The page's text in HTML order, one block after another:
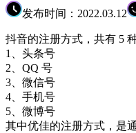
发布时间：2022.03.12
抖音的注册方式，共有 5
1、头条号
2、QQ 号
3、微信号
4、手机号
5、微博号
其中优佳的注册方式，是